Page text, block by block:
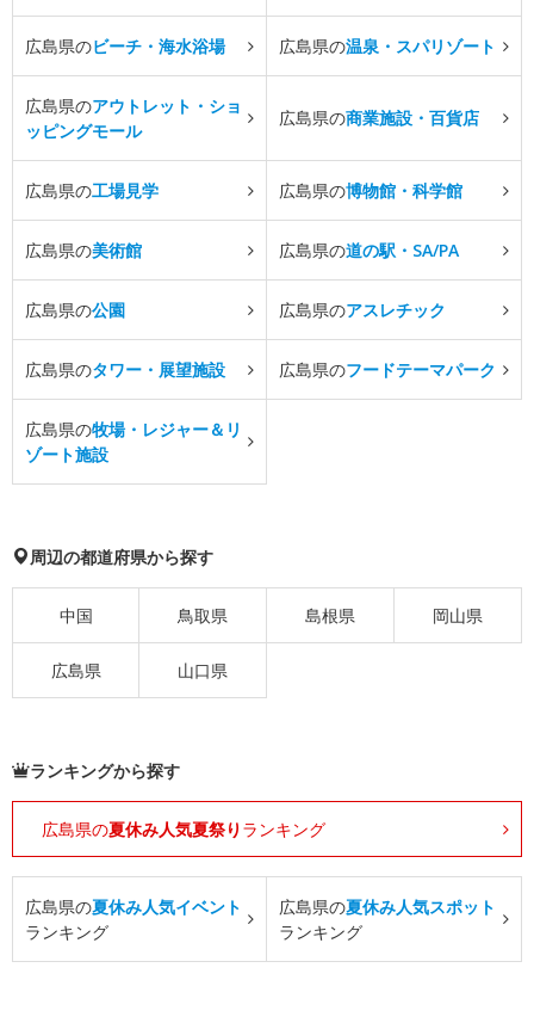
広島県のビーチ・海水浴場 広島県の温泉・スパリゾート
広島県のアウトレット・ショ
ッピングモール
広島県の商業施設・百貨店
広島県の工場見学 広島県の博物館・科学館
広島県の美術館 広島県の道の駅・SA/PA
広島県の公園 広島県のアスレチック
広島県のタワー・展望施設 広島県のフードテーマパーク
広島県の牧場・レジャー＆リ
ゾート施設
周辺の都道府県から探す
中国 鳥取県 島根県 岡山県
広島県 山口県
ランキングから探す
広島県の夏休み人気夏祭り ランキング
広島県の夏休み人気イベント
ランキング
広島県の夏休み人気スポット
ランキング